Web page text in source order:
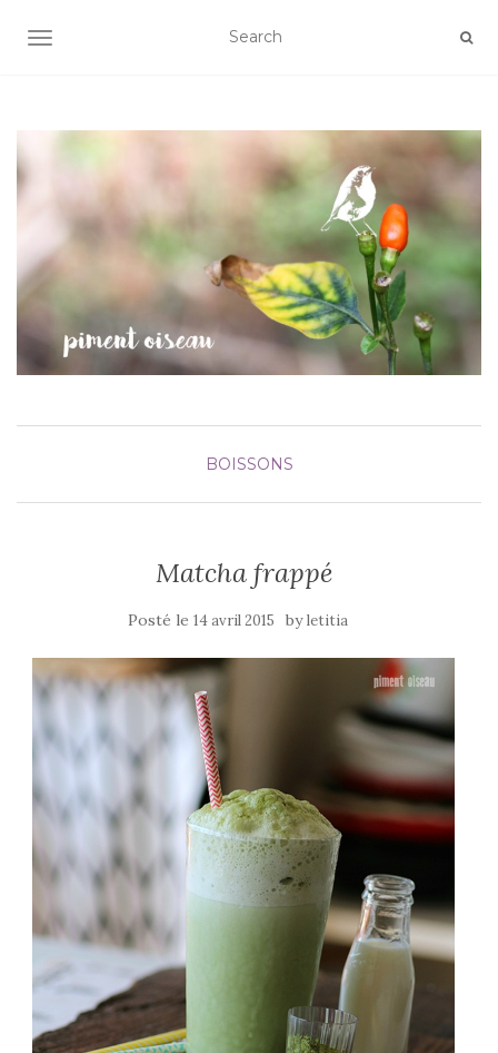
AFFICHER/MASQUER LA NAVIGATION
BOISSONS
Matcha frappé
Posté le 14 avril 2015 byletitia